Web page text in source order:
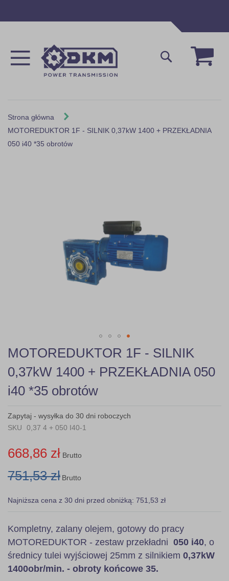
Mój
Szukaj
Strona główna
MOTOREDUKTOR 1F - SILNIK 0,37kW 1400 + PRZEKŁADNIA
050 i40 *35 obrotów
Skip
to
the
beginning
of
the
gallery
MOTOREDUKTOR 1F - SILNIK
0,37kW 1400 + PRZEKŁADNIA 050
i40 *35 obrotów
Zapytaj - wysyłka do 30 dni roboczych
SKU
0,37 4 + 050 I40-1
668,86 zł Brutto
751,53 zł Brutto
Najniższa cena z 30 dni przed obniżką: 751,53 zł
Kompletny, zalany olejem, gotowy do pracy
MOTOREDUKTOR - zestaw przekładni 050 i40, o
średnicy tulei wyjściowej 25mm z silnikiem 0,37kW
1400obr/min. - obroty końcowe 35.